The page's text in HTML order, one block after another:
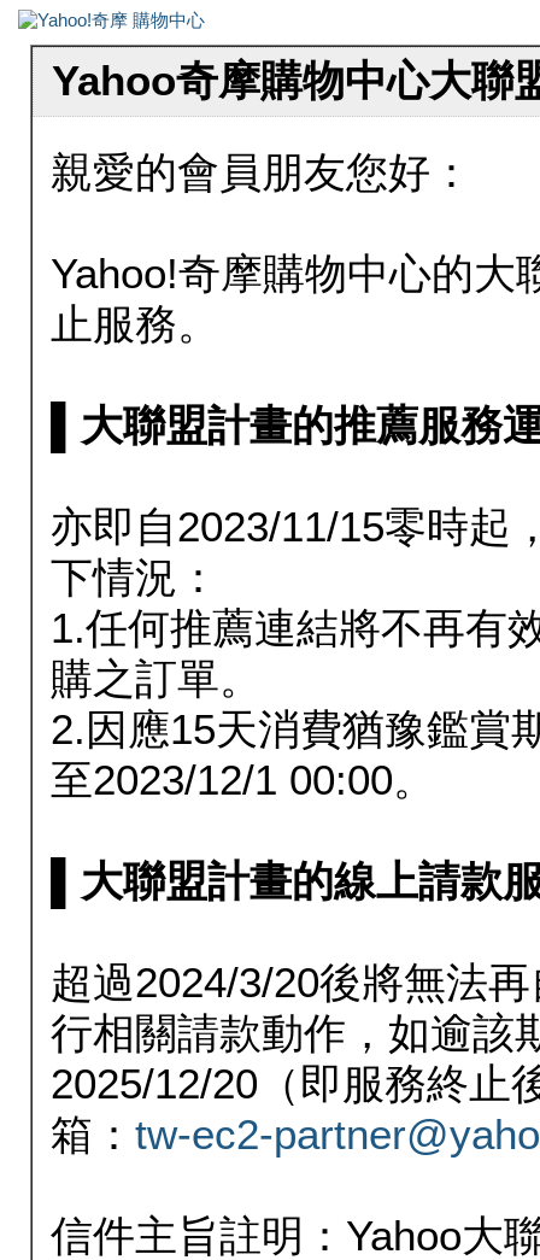
Yahoo奇摩購物中心大聯
親愛的會員朋友您好：
Yahoo!奇摩購物中心的大
止服務。
▌大聯盟計畫的推薦服務
亦即自2023/11/15零時起
下情況：
1.任何推薦連結將不再有
購之訂單。
2.因應15天消費猶豫鑑賞
至2023/12/1 00:00。
▌大聯盟計畫的線上請款
超過2024/3/20後將無法
行相關請款動作，如逾該
2025/12/20（即服務終止
箱： tw-ec2-
信件主旨註明：Yahoo大